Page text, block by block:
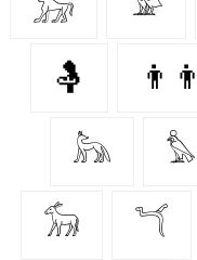
🤱
𓃦 𓅊
𓃘 𓆔